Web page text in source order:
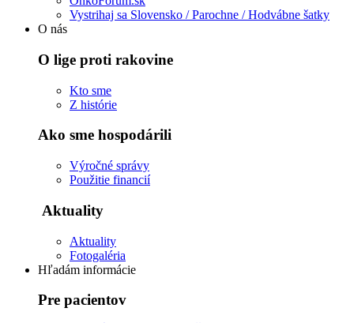
Vystrihaj sa Slovensko / Parochne / Hodvábne šatky
O nás
O lige proti rakovine
Kto sme
Z histórie
Ako sme hospodárili
Výročné správy
Použitie financií
Aktuality
Aktuality
Fotogaléria
Hľadám informácie
Pre pacientov